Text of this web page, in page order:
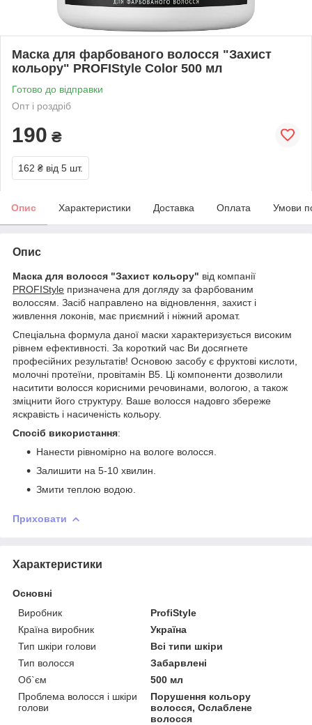
Маска для фарбованого волосся "Захист
кольору" PROFIStyle Color 500 мл
Готово до відправки
Опт і роздріб
190 ₴
162 ₴ від 5 шт.
Опис Характеристики Доставка Оплата Умови
Опис
Маска для волосся "Захист кольору" від компанії
PROFIStyle призначена для догляду за фарбованим
волоссям. Засіб направлено на відновлення, захист і
живлення локонів, має приємний і ніжний аромат.
Спеціальна формула даної маски характеризується високим
рівнем ефективності. За короткий час Ви досягнете
професійних результатів! Основою засобу є фруктові кислоти,
молочні протеїни, провітамін B5. Ці компоненти дозволили
наситити волосся корисними речовинами, вологою, а також
зміцнити його структуру. Ваше волосся надовго збереже
яскравість і насиченість кольору.
Спосіб використання:
Нанести рівномірно на вологе волосся.
Залишити на 5-10 хвилин.
Змити теплою водою.
Приховати
Характеристики
Основні
Виробник
ProfiStyle
Країна виробник
Україна
Тип шкіри голови
Всі типи шкіри
Тип волосся
Забарвлені
Об`єм
500 мл
Проблема волосся і шкіри
голови
Порушення кольору
волосся, Ослаблене
волосся